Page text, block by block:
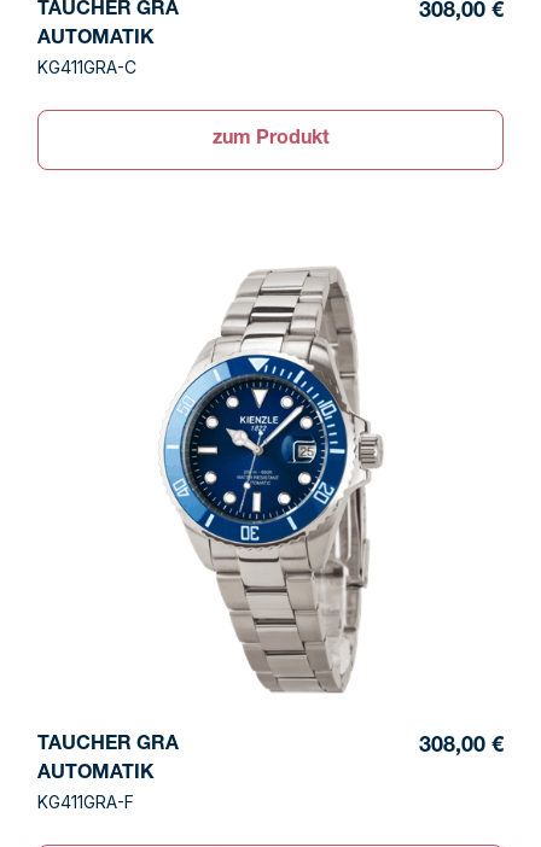
TAUCHER GRA
AUTOMATIK
KG411GRA-C
308,00 €
zum Produkt
TAUCHER GRA
AUTOMATIK
KG411GRA-F
308,00 €